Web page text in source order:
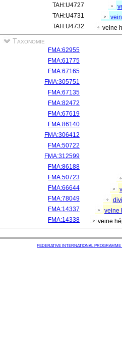
TAH:U4727
TAH:U4731
TAH:U4732
veine
Taxonomie
FMA:62955
FMA:61775
FMA:67165
FMA:305751
FMA:67135
FMA:82472
FMA:67619
FMA:86140
FMA:306412
FMA:50722
FMA:312599
FMA:86188
FMA:50723
FMA:66644
FMA:78049
FMA:14337
veine
FMA:14338
veine
FEDERATIVE INTERNATIONAL